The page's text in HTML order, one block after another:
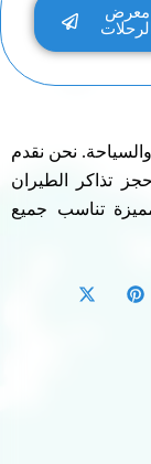
معرض
الرحلات
نحن نقدم
تذاكر الطيران
تناسب جميع